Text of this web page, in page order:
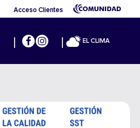
Acceso Clientes
EL CLIMA